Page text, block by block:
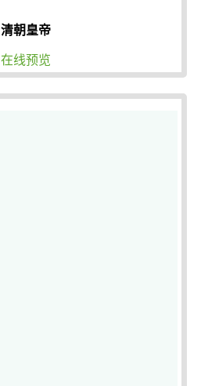
清朝皇帝
在线预览